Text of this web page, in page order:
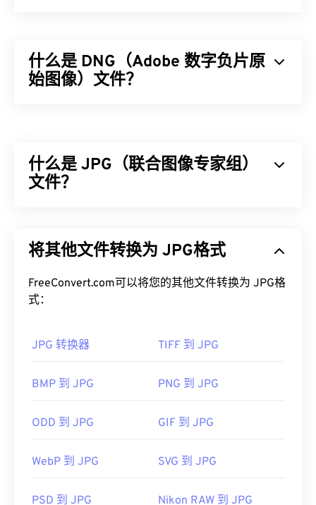
什么是 DNG（Adobe 数字负片原
始图像）文件？
DNG 格式是数码相机 RAW 格式的开放标准。摄影师
通常使用 DNG 格式，以便他们的 RAW 图像可以在
打开 DNG 的默认程序是 Adob​​e Photoshop
Lightroom，并且 DNG 可以在所有 Adob​​e 图像编辑
程序（例如
其他可编辑图像格式。市面上有多种 DNG 转换程
Darkroom和FastStone Image Viewer
开发者： Adobe Inc.
什么是 JPG（联合图像专家组）
文件？
泛应用的原因。JPG 文件相对较小，非常适合在互
JPEG 压缩工具将文件大小减少高达 80%！
如果您需要更好的压缩效果，您可以将
几乎所有图像查看器程序和应用程序都能识别并打开
像查看器、图像编辑器或网页浏览器中打开它。要选
开方式”。
Microsoft Photos 等 Microsoft应用程序以及Apple
将其他文件转换为 JPG格式
FreeConvert.com可以将您的其他文件转换为 JPG格
式：
JPG 转换器 TIFF 到 JPG
BMP 到 JPG PNG 到 JPG
ODD 到 JPG GIF 到 JPG
WebP 到 JPG SVG 到 JPG
PSD 到 JPG Nikon RAW 到 JPG